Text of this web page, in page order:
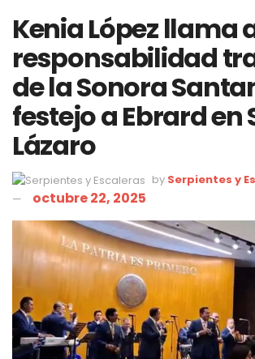
Kenia López llama
responsabilidad
de la Sonora
festejo a Ebrard en
Lázaro
by Serpientes y
octubre 22, 2025